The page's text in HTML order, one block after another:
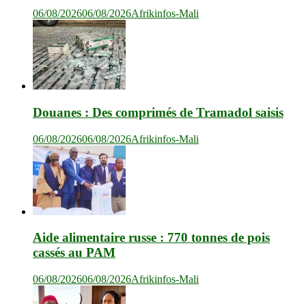
06/08/202606/08/2026Afrikinfos-Mali
Douanes : Des comprimés de Tramadol saisis
06/08/202606/08/2026Afrikinfos-Mali
Aide alimentaire russe : 770 tonnes de pois
cassés au PAM
06/08/202606/08/2026Afrikinfos-Mali